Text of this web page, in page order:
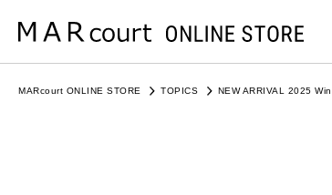
MARcourt ONLINE STORE TOPICS NEW ARRIVAL 2025